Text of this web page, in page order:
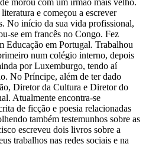
morou com um irmão mais velho.
e começou a escrever
No início da sua vida profissional,
se em francês no Congo. Fez
Educação em Portugal. Trabalhou
num colégio interno, depois
por Luxemburgo, tendo aí
No Príncipe, além de ter dado
Diretor da Cultura e Diretor do
Atualmente encontra-se
de ficção e poesia relacionadas
também testemunhos sobre as
escreveu dois livros sobre a
trabalhos nas redes sociais e na